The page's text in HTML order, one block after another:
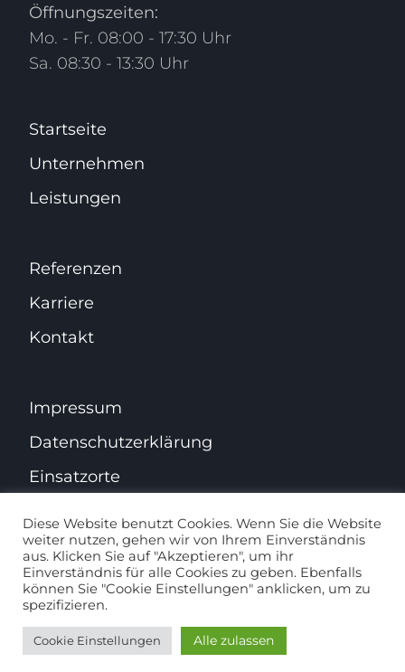
Öffnungszeiten:
Mo. - Fr. 08:00 - 17:30 Uhr
Sa. 08:30 - 13:30 Uhr
Startseite
Unternehmen
Leistungen
Referenzen
Karriere
Kontakt
Impressum
Datenschutz­erklärung
Einsatzorte
Facebook
Instagram
Website erstellt vonGENESIS Webagentur
24 / 7 Notruf 0176 22674257
Diese Website benutzt Cookies. Wenn Sie die Website
weiter nutzen, gehen wir von Ihrem Einverständnis
aus. Klicken Sie auf "Akzeptieren", um ihr
Einverständnis für alle Cookies zu geben. Ebenfalls
können Sie "Cookie Einstellungen" anklicken, um zu
spezifizieren.
Cookie Einstellungen Alle zulassen